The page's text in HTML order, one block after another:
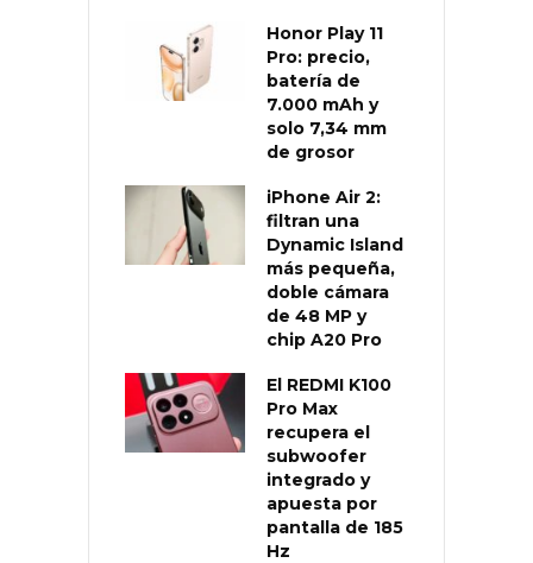
Honor Play 11
Pro: precio,
batería de
7.000 mAh y
solo 7,34 mm
de grosor
iPhone Air 2:
filtran una
Dynamic Island
más pequeña,
doble cámara
de 48 MP y
chip A20 Pro
El REDMI K100
Pro Max
recupera el
subwoofer
integrado y
apuesta por
pantalla de 185
Hz